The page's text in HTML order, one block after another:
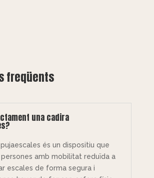
freqüents
una cadira
és un dispositiu que
persones amb mobilitat reduïda a
escales de forma segura i